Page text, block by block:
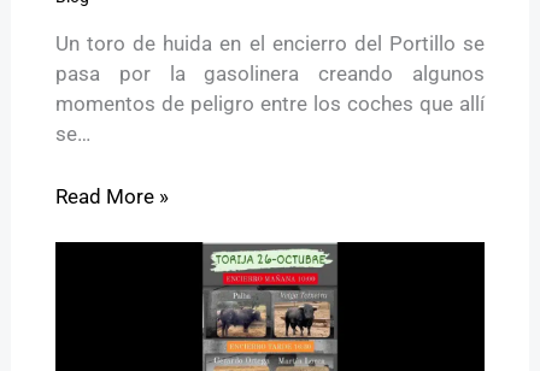
Un toro de huida en el encierro del Portillo se
pasa por la gasolinera creando algunos
momentos de peligro entre los coches que allí
se…
Read More »